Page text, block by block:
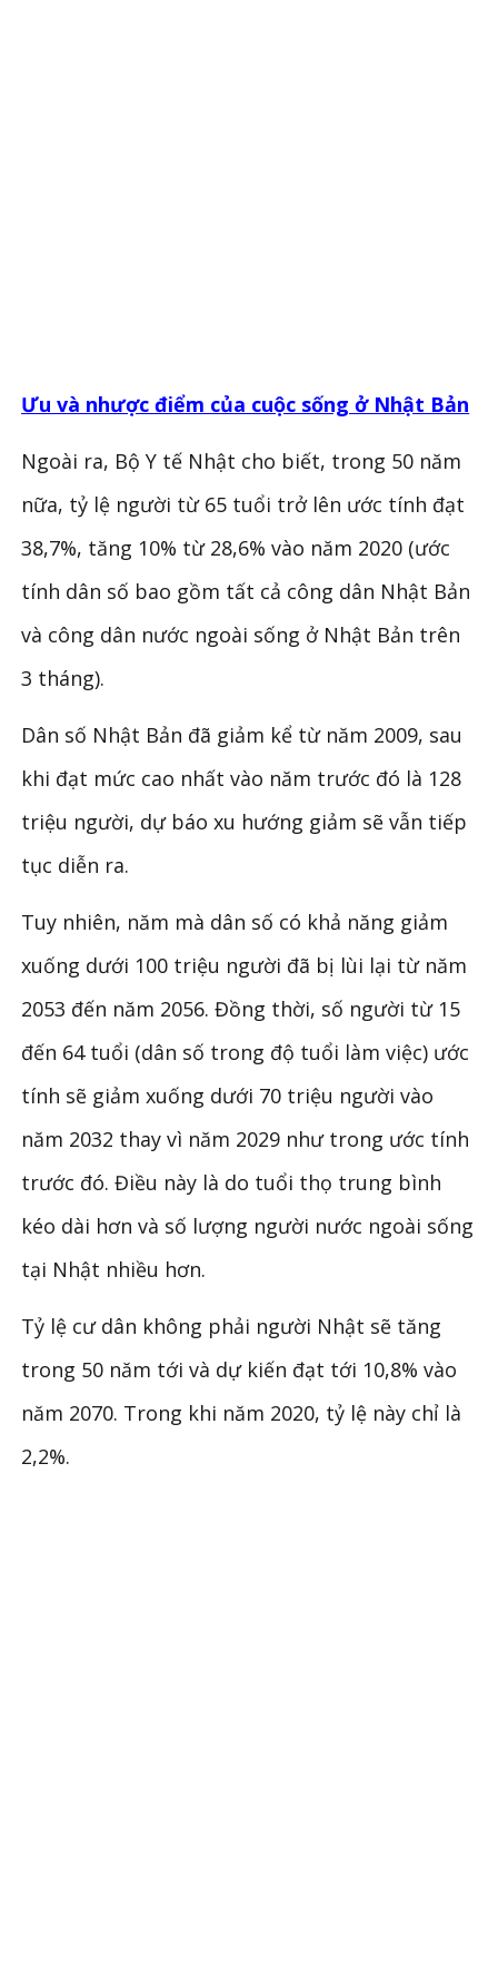
Ưu và nhược điểm của cuộc sống ở Nhật Bản
Ngoài ra, Bộ Y tế Nhật cho biết, trong 50 năm
nữa, tỷ lệ người từ 65 tuổi trở lên ước tính đạt
38,7%, tăng 10% từ 28,6% vào năm 2020 (ước
tính dân số bao gồm tất cả công dân Nhật Bản
và công dân nước ngoài sống ở Nhật Bản trên
3 tháng).
Dân số Nhật Bản đã giảm kể từ năm 2009, sau
khi đạt mức cao nhất vào năm trước đó là 128
triệu người, dự báo xu hướng giảm sẽ vẫn tiếp
tục diễn ra.
Tuy nhiên, năm mà dân số có khả năng giảm
xuống dưới 100 triệu người đã bị lùi lại từ năm
2053 đến năm 2056. Đồng thời, số người từ 15
đến 64 tuổi (dân số trong độ tuổi làm việc) ước
tính sẽ giảm xuống dưới 70 triệu người vào
năm 2032 thay vì năm 2029 như trong ước tính
trước đó. Điều này là do tuổi thọ trung bình
kéo dài hơn và số lượng người nước ngoài sống
tại Nhật nhiều hơn.
Tỷ lệ cư dân không phải người Nhật sẽ tăng
trong 50 năm tới và dự kiến đạt tới 10,8% vào
năm 2070. Trong khi năm 2020, tỷ lệ này chỉ là
2,2%.